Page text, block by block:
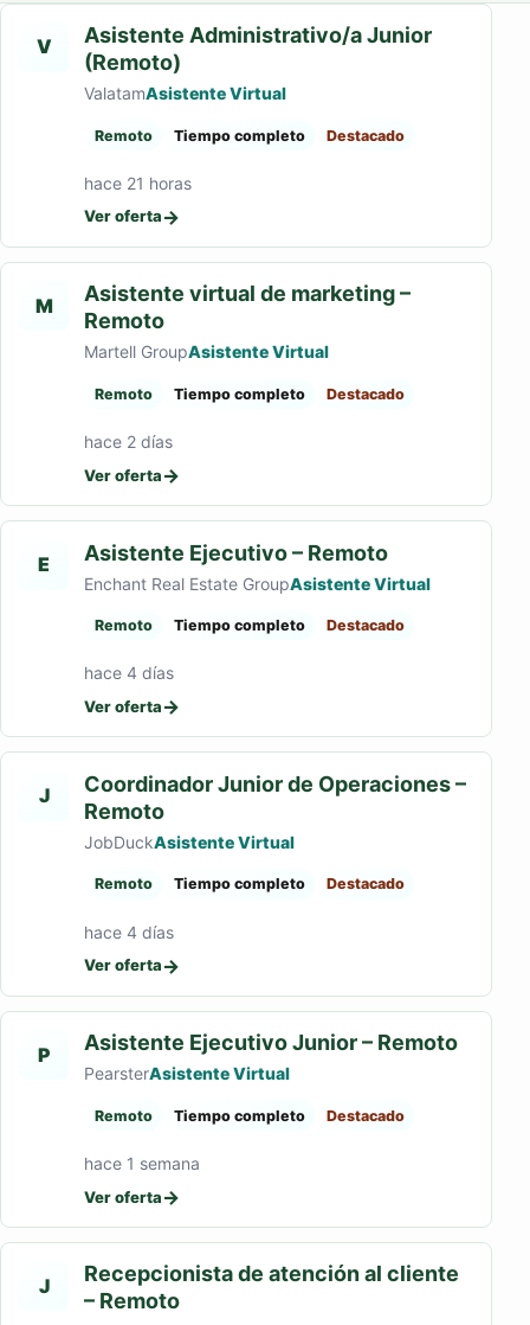
V
Asistente Administrativo/a Junior
(Remoto)
ValatamAsistente Virtual
Remoto Tiempo completo Destacado
hace 21 horas
Ver oferta→
M
Asistente virtual de marketing –
Remoto
Martell GroupAsistente Virtual
Remoto Tiempo completo Destacado
hace 2 días
Ver oferta→
E Asistente Ejecutivo – Remoto
Enchant Real Estate GroupAsistente Virtual
Remoto Tiempo completo Destacado
hace 4 días
Ver oferta→
J
Coordinador Junior de Operaciones –
Remoto
JobDuckAsistente Virtual
Remoto Tiempo completo Destacado
hace 4 días
Ver oferta→
P Asistente Ejecutivo Junior – Remoto
PearsterAsistente Virtual
Remoto Tiempo completo Destacado
hace 1 semana
Ver oferta→
J
Recepcionista de atención al cliente
– Remoto